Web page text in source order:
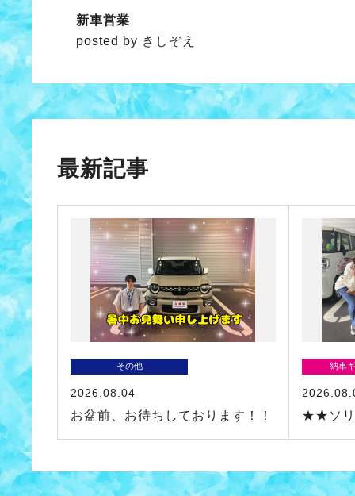
新車営業
posted by きしぞえ
最新記事
その他
2026.08.04
お盆前、お待ちしております！！
納車
★★ソリ